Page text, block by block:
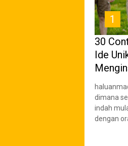
1
30
Ide
dimana
indah
dengan